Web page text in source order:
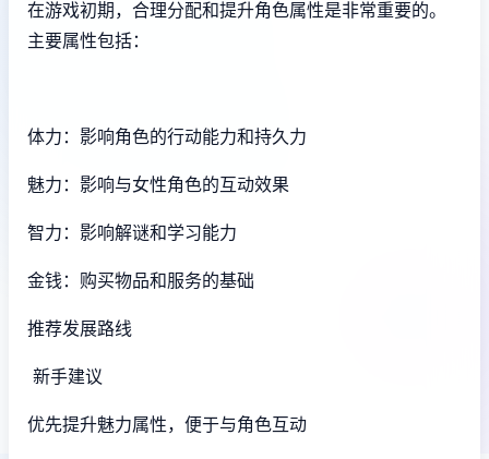
在游戏初期，合理分配和提升角色属性是非常重要的。
主要属性包括：
体力：影响角色的行动能力和持久力
魅力：影响与女性角色的互动效果
智力：影响解谜和学习能力
金钱：购买物品和服务的基础
推荐发展路线
新手建议
优先提升魅力属性，便于与角色互动